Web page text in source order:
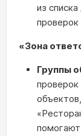
из
проверок
«Зона
Группы
проверок